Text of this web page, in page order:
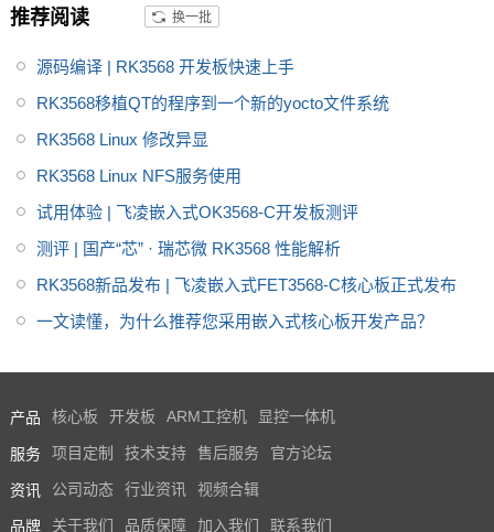
列核心板提供瑞芯微RK3568规
图等，
推荐阅读 换一批
源码编译 | RK3568 开发板快速上手
RK3568移植QT的程序到一个新的yocto文件系统
RK3568 Linux 修改异显
RK3568 Linux NFS服务使用
试用体验 | 飞凌嵌入式OK3568-C开发板测评
测评 | 国产“芯” · 瑞芯微 RK3568 性能解析
RK3568新品发布 | 飞凌嵌入式FET3568-C核心板正式发布
一文读懂，为什么推荐您采用嵌入式核心板开发产品？
产品 核心板 开发板 ARM工控机 显控一体机
服务 项目定制 技术支持 售后服务 官方论坛
资讯 公司动态 行业资讯 视频合辑
品牌 关于我们 品质保障 加入我们 联系我们